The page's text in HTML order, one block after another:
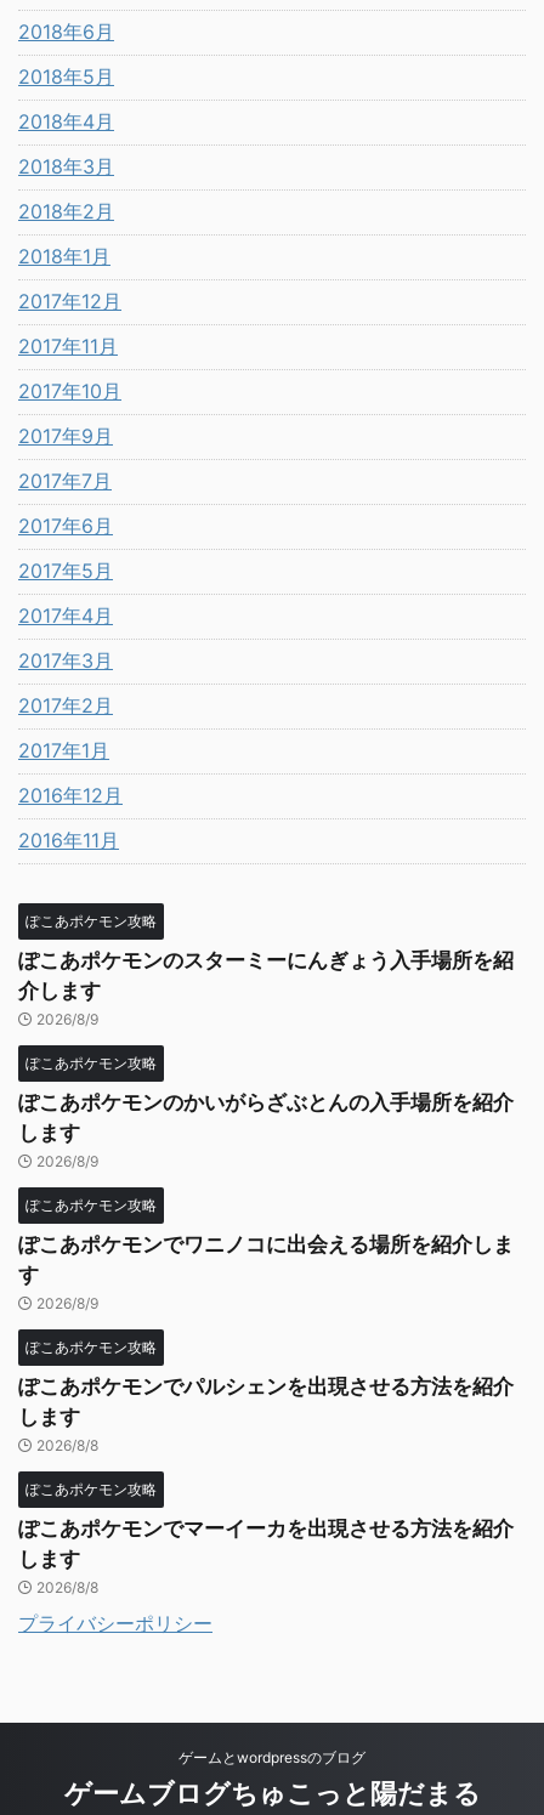
2018年6月
2018年5月
2018年4月
2018年3月
2018年2月
2018年1月
2017年12月
2017年11月
2017年10月
2017年9月
2017年7月
2017年6月
2017年5月
2017年4月
2017年3月
2017年2月
2017年1月
2016年12月
2016年11月
ぽこあポケモン攻略
ぽこあポケモンのスターミーにんぎょう入手場所を紹
介します
2026/8/9
ぽこあポケモン攻略
ぽこあポケモンのかいがらざぶとんの入手場所を紹介
します
2026/8/9
ぽこあポケモン攻略
ぽこあポケモンでワニノコに出会える場所を紹介しま
す
2026/8/9
ぽこあポケモン攻略
ぽこあポケモンでパルシェンを出現させる方法を紹介
します
2026/8/8
ぽこあポケモン攻略
ぽこあポケモンでマーイーカを出現させる方法を紹介
します
2026/8/8
プライバシーポリシー
ゲームとwordpressのブログ
ゲームブログちゅこっと陽だまる